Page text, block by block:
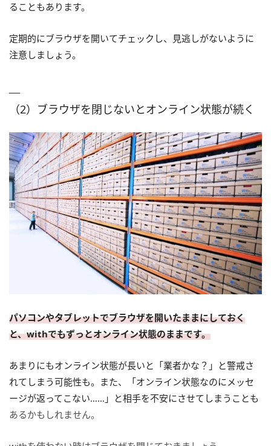
ることもあります。
定期的にブラウザを開いてチェックし、見逃しがないように
注意しましょう。
（2）ブラウザを閉じないとオンライン状態が続く
パソコンやタブレットでブラウザを開いたままにしておく
と、withでもずっとオンライン状態のままです。
あまりにもオンライン状態が長いと「業者かな？」と警戒さ
れてしまう可能性も。また、「オンライン状態なのにメッセ
ージが返ってこない……」と相手を不安にさせてしまうことも
あるかもしれません。